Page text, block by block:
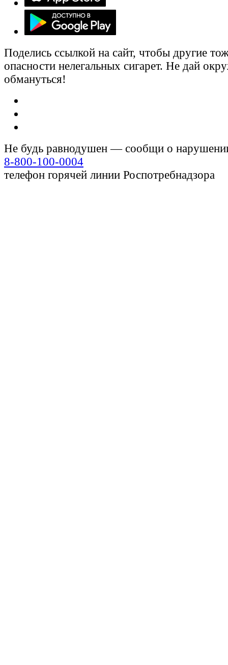
Поделись ссылкой на сайт, чтобы другие
опасности нелегальных сигарет. Не дай
обмануться!
Не будь равнодушен — сообщи о
8-800-100-0004
телефон горячей линии Роспотребнадзора